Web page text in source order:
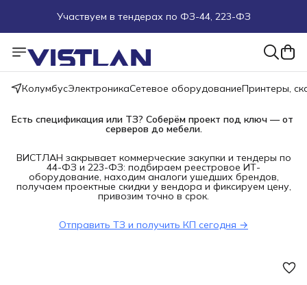
Участвуем в тендерах по ФЗ-44, 223-ФЗ
Поможем подобрать оборудование под ТЗ
Пуско-наладочные работы
Пришлите запрос на e-mail или в чат
КолумбусЭлектроникаСетевое оборудованиеПринтеры,
Есть спецификация или ТЗ? Соберём проект под ключ — от
серверов до мебели.
ВИСТЛАН закрывает коммерческие закупки и тендеры по
44-ФЗ и 223-ФЗ: подбираем реестровое ИТ-
оборудование, находим аналоги ушедших брендов,
получаем проектные скидки у вендора и фиксируем цену,
привозим точно в срок.
Отправить ТЗ и получить КП сегодня →